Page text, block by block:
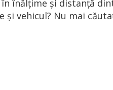
înălţime şi distanţă
şi vehicul? Nu mai